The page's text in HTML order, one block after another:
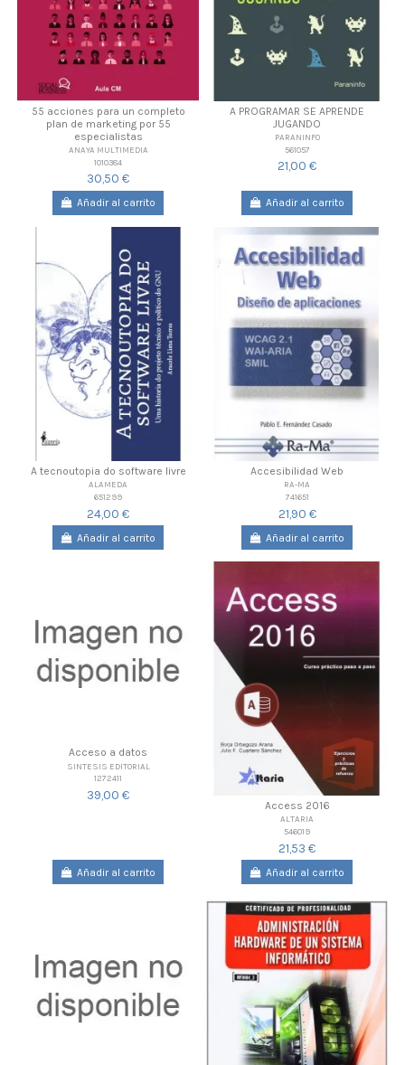
55 acciones para un completo
plan de marketing por 55
especialistas
ANAYA MULTIMEDIA
1010384
30,50 €
Añadir al carrito
A PROGRAMAR SE APRENDE
JUGANDO
PARANINFO
561057
21,00 €
Añadir al carrito
A tecnoutopia do software livre
ALAMEDA
651299
24,00 €
Añadir al carrito
Accesibilidad Web
RA-MA
741651
21,90 €
Añadir al carrito
Acceso a datos
SINTESIS EDITORIAL
1272411
39,00 €
Añadir al carrito
Access 2016
ALTARIA
546019
21,53 €
Añadir al carrito